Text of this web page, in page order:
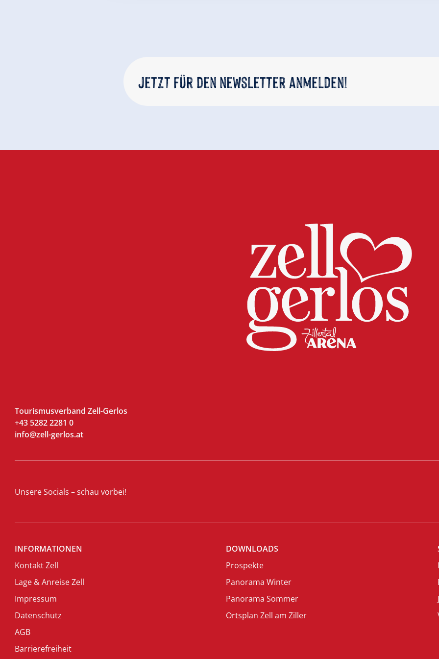
Jetzt für den newsletter anmelden!
Tourismusverband Zell-Gerlos
+43 5282 2281 0
info@zell-gerlos.at
Unsere Socials – schau vorbei!
INFORMATIONEN
Kontakt Zell
Lage & Anreise Zell
Impressum
Datenschutz
AGB
Barrierefreiheit
DOWNLOADS
Prospekte
Panorama Winter
Panorama Sommer
Ortsplan Zell am Ziller